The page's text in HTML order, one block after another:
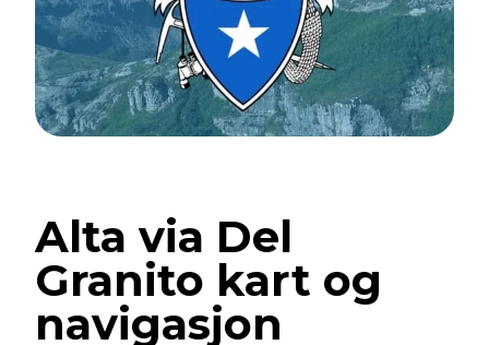
Alta via Del
Granito kart og
navigasjon